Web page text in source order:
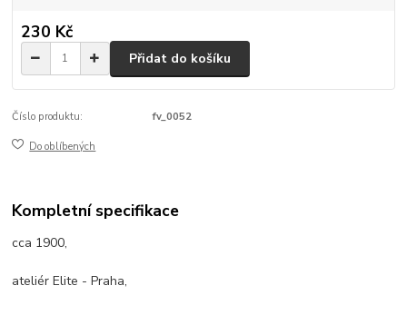
230 Kč
Přidat do košíku
Číslo produktu: fv_0052
Do oblíbených
Kompletní specifikace
cca 1900,
ateliér Elite - Praha,